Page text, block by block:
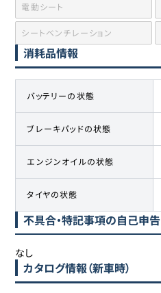
電動シート
シートベンチレーション
消耗品情報
バッテリーの状態
ブレーキパッドの状態
エンジンオイルの状態
タイヤの状態
不具合・特記事項の自己申告
なし
カタログ情報（新車時）